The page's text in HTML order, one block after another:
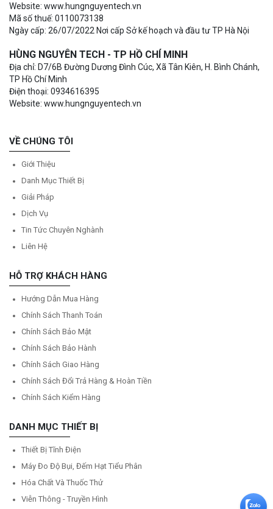
Website: www.hungnguyentech.vn
Mã số thuế: 0110073138
Ngày cấp: 26/07/2022 Nơi cấp Sở kế hoạch và đầu tư TP Hà Nội
HÙNG NGUYÊN TECH - TP HỒ CHÍ MINH
Địa chỉ: D7/6B Đường Dương Đình Cúc, Xã Tân Kiên, H. Bình Chánh,
TP Hồ Chí Minh
Điện thoại: 0934616395
Website: www.hungnguyentech.vn
VỀ CHÚNG TÔI
Giới Thiệu
Danh Mục Thiết Bị
Giải Pháp
Dịch Vụ
Tin Tức Chuyên Nghành
Liên Hệ
HỖ TRỢ KHÁCH HÀNG
Hướng Dẫn Mua Hàng
Chính Sách Thanh Toán
Chính Sách Bảo Mật
Chính Sách Bảo Hành
Chính Sách Giao Hàng
Chính Sách Đổi Trả Hàng & Hoàn Tiền
Chính Sách Kiểm Hàng
DANH MỤC THIẾT BỊ
Thiết Bị Tĩnh Điện
Máy Đo Độ Bụi, Đếm Hạt Tiểu Phân
Hóa Chất Và Thuốc Thử
Viễn Thông - Truyền Hình